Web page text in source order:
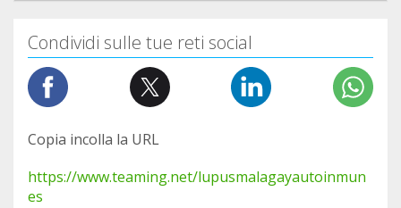
Condividi sulle tue reti social
Copia incolla la URL
https://www.teaming.net/lupusmalagayautoinmun
es